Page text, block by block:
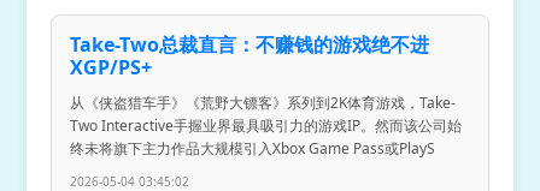
Take-Two总裁直言：不赚钱的游戏绝不进
XGP/PS+
从《侠盗猎车手》《荒野大镖客》系列到2K体育游戏，Take-
Two Interactive手握业界最具吸引力的游戏IP。然而该公司始
终未将旗下主力作品大规模引入Xbox Game Pass或PlayS
2026-05-04 03:45:02